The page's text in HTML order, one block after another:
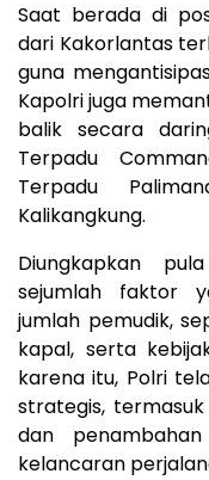
Saat berada di
dari Kakorlantas
guna
Kapolri juga
balik secara
Terpadu
Terpadu
Kalikangkung.
Diungkapkan
sejumlah faktor
jumlah pemudik,
kapal, serta
karena itu, Polri
strategis,
dan
kelancaran